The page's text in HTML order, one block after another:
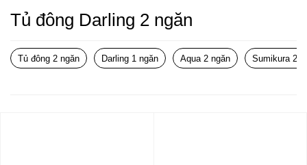
Tủ đông Darling 2 ngăn
Tủ đông 2 ngăn Darling 1 ngăn Aqua 2 ngăn Sumikura 2